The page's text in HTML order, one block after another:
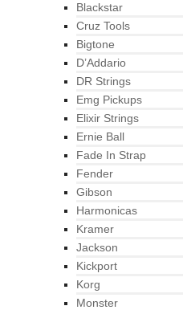
Blackstar
Cruz Tools
Bigtone
D’Addario
DR Strings
Emg Pickups
Elixir Strings
Ernie Ball
Fade In Strap
Fender
Gibson
Harmonicas
Kramer
Jackson
Kickport
Korg
Monster